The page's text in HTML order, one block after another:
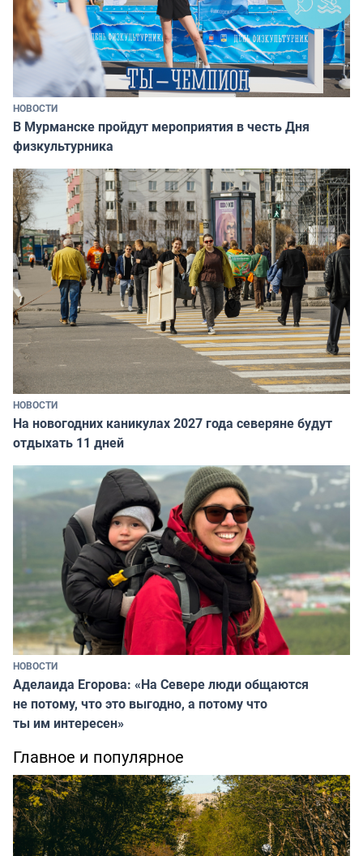
НОВОСТИ
В Мурманске пройдут мероприятия в честь Дня
физкультурника
НОВОСТИ
На новогодних каникулах 2027 года северяне будут
отдыхать 11 дней
НОВОСТИ
Аделаида Егорова: «На Севере люди общаются
не потому, что это выгодно, а потому что
ты им интересен»
Главное и популярное